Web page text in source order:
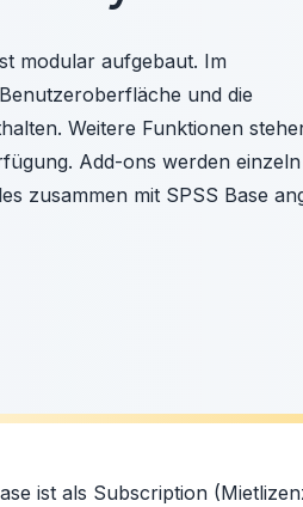
modular aufgebaut. Im
und die
Weitere Funktionen
Add-ons werden
zusammen mit SPSS Base
ist als Subscription